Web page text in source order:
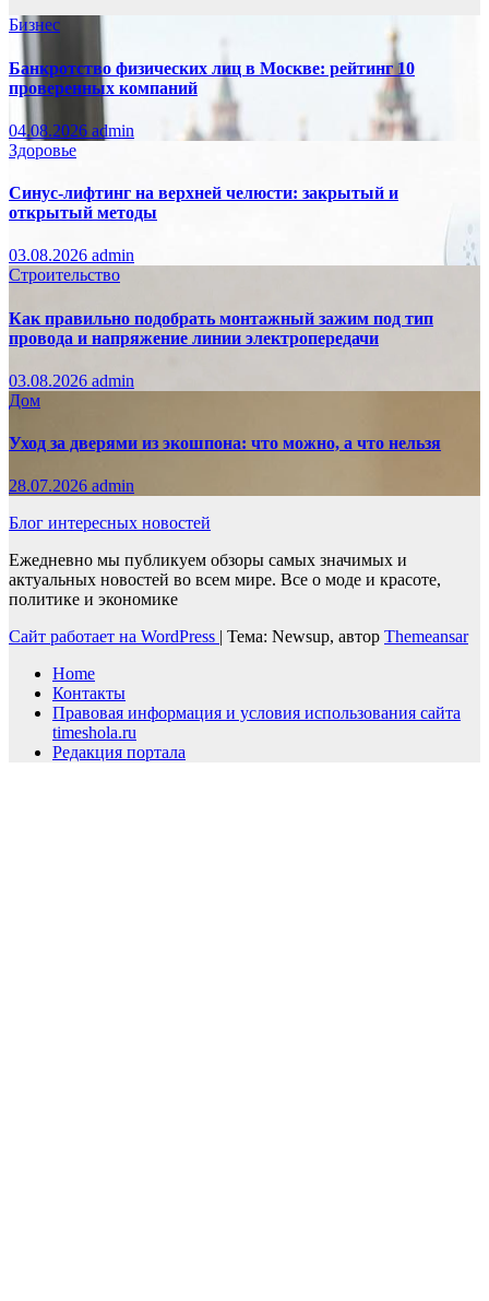
Бизнес
Банкротство физических лиц в Москве: рейтинг 10
проверенных компаний
04.08.2026 admin
Здоровье
Синус-лифтинг на верхней челюсти: закрытый и
открытый методы
03.08.2026 admin
Строительство
Как правильно подобрать монтажный зажим под тип
провода и напряжение линии электропередачи
03.08.2026 admin
Дом
Уход за дверями из экошпона: что можно, а что нельзя
28.07.2026 admin
Блог интересных новостей
Ежедневно мы публикуем обзоры самых значимых и
актуальных новостей во всем мире. Все о моде и красоте,
политике и экономике
Сайт работает на WordPress
Тема: Newsup, автор Themeansar
Home
Контакты
Правовая информация и условия использования сайта
timeshola.ru
Редакция портала